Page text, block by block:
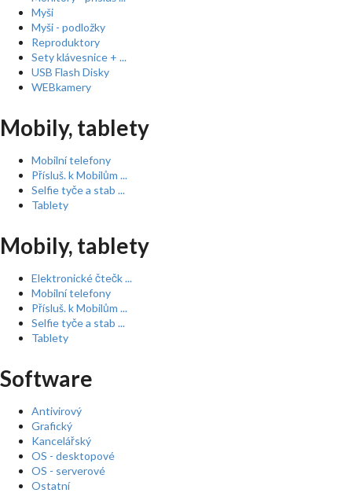
Myši
Myši - podložky
Reproduktory
Sety klávesnice + ...
USB Flash Disky
WEBkamery
Mobily, tablety
Mobilní telefony
Přísluš. k Mobilům ...
Selfie tyče a stab ...
Tablety
Mobily, tablety
Elektronické čtečk ...
Mobilní telefony
Přísluš. k Mobilům ...
Selfie tyče a stab ...
Tablety
Software
Antivirový
Grafický
Kancelářský
OS - desktopové
OS - serverové
Ostatní